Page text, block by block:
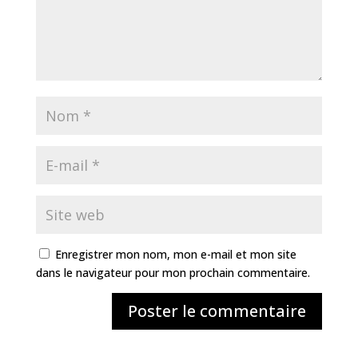
Enregistrer mon nom, mon e-mail et mon site
dans le navigateur pour mon prochain commentaire.